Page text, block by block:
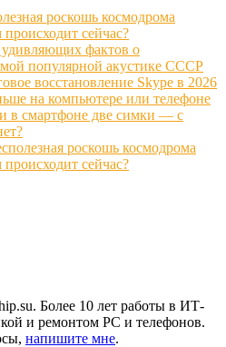
роскошь космодрома
сейчас?
удивляющих фактов о
популярной акустике СССР
восстановление Skype в 2026
на компьютере или телефоне
в смартфоне две симки — с
роскошь космодрома
сейчас?
Более 10 лет работы в ИТ-
и ремонтом PC и телефонов.
напишите мне.